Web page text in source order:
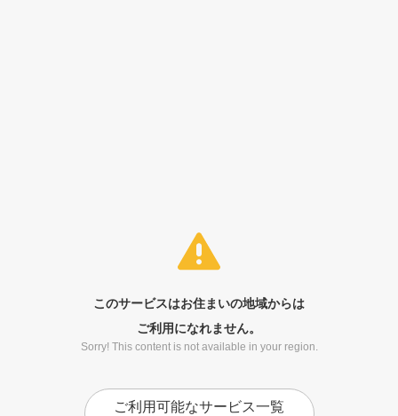
このサービスはお住まいの地域からは
ご利用になれません。
Sorry! This content is not available in your region.
ご利用可能なサービス一覧